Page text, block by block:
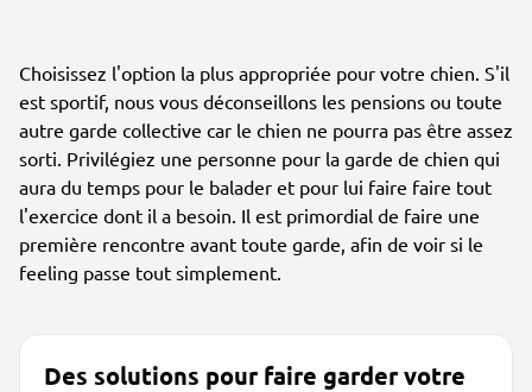
Choisissez l'option la plus appropriée pour votre chien. S'il
est sportif, nous vous déconseillons les pensions ou toute
autre garde collective car le chien ne pourra pas être assez
sorti. Privilégiez une personne pour la garde de chien qui
aura du temps pour le balader et pour lui faire faire tout
l'exercice dont il a besoin. Il est primordial de faire une
première rencontre avant toute garde, afin de voir si le
feeling passe tout simplement.
Des solutions pour faire garder votre